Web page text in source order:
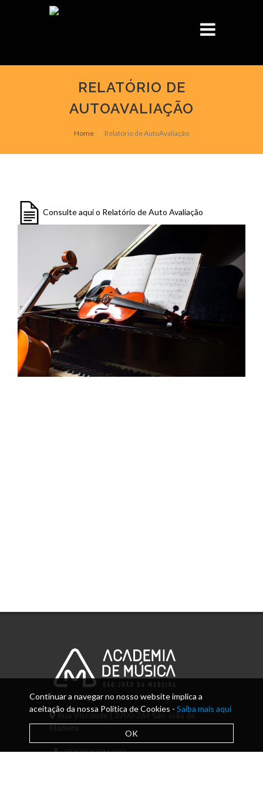
RELATÓRIO DE
AUTOAVALIAÇÃO
Home Relatório de AutoAvaliação
Consulte aqui o Relatório de Auto Avaliação
Rua Visconde | 3700-269 São João da
Madeira
+351 256 826 692
Continuar a navegar no nosso website implica a
aceitação da nossa Política de Cookies - Saiba mais aqui
OK